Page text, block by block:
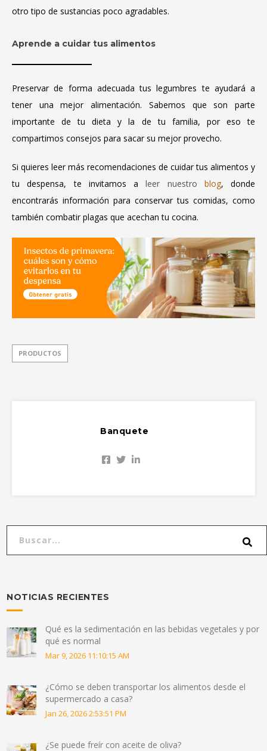
otro tipo de sustancias poco agradables.
Aprende a cuidar tus alimentos
Preservar de forma adecuada tus legumbres te ayudará a
tener una mejor alimentación. Sabemos que son parte
importante de tu dieta y la de tu familia, por eso te
compartimos consejos para sacar su mejor provecho.
Si quieres leer más recomendaciones de cuidar tus alimentos y
tu despensa, te invitamos aleer nuestro blog, donde
encontrarás información para conservar tus comidas, como
también combatir plagas que acechan tu cocina.
PRODUCTOS
Banquete
NOTICIAS RECIENTES
Qué es la sedimentación en las bebidas vegetales y por
qué es normal
Mar 9, 2026 11:10:15 AM
¿Cómo se deben transportar los alimentos desde el
supermercado a casa?
Jan 26, 2026 2:53:51 PM
¿Se puede freír con aceite de oliva?